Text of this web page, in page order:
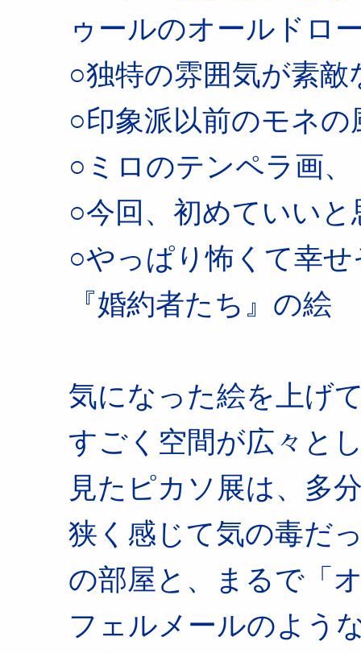
ゥールのオールドロ
○独特の雰囲気が素
○印象派以前のモネの
○ミロのテンペラ画、
○今回、初めていい
○やっぱり怖くて幸
『婚約者たち』の絵
気になった絵を上げ
すごく空間が広々と
見たピカソ展は、多
狭く感じて気の毒だ
の部屋と、まるで「
フェルメールのよう